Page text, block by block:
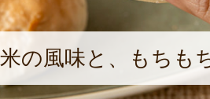
の風味と、もちも